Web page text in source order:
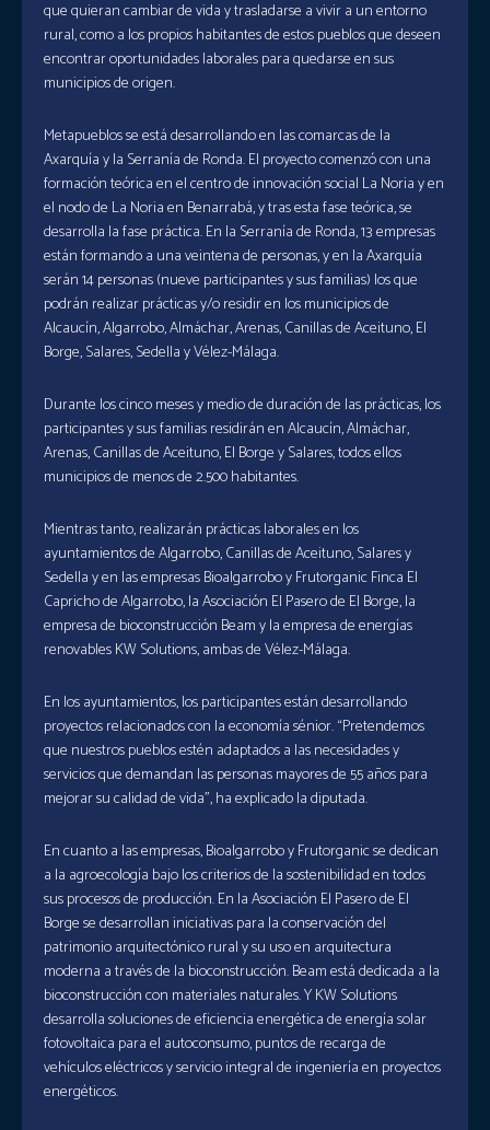
que quieran cambiar de vida y trasladarse a vivir a un entorno
rural, como a los propios habitantes de estos pueblos que deseen
encontrar oportunidades laborales para quedarse en sus
municipios de origen.
Metapueblos se está desarrollando en las comarcas de la
Axarquía y la Serranía de Ronda. El proyecto comenzó con una
formación teórica en el centro de innovación social La Noria y en
el nodo de La Noria en Benarrabá, y tras esta fase teórica, se
desarrolla la fase práctica. En la Serranía de Ronda, 13 empresas
están formando a una veintena de personas, y en la Axarquía
serán 14 personas (nueve participantes y sus familias) los que
podrán realizar prácticas y/o residir en los municipios de
Alcaucín, Algarrobo, Almáchar, Arenas, Canillas de Aceituno, El
Borge, Salares, Sedella y Vélez-Málaga.
Durante los cinco meses y medio de duración de las prácticas, los
participantes y sus familias residirán en Alcaucín, Almáchar,
Arenas, Canillas de Aceituno, El Borge y Salares, todos ellos
municipios de menos de 2.500 habitantes.
Mientras tanto, realizarán prácticas laborales en los
ayuntamientos de Algarrobo, Canillas de Aceituno, Salares y
Sedella y en las empresas Bioalgarrobo y Frutorganic Finca El
Capricho de Algarrobo, la Asociación El Pasero de El Borge, la
empresa de bioconstrucción Beam y la empresa de energías
renovables KW Solutions, ambas de Vélez-Málaga.
En los ayuntamientos, los participantes están desarrollando
proyectos relacionados con la economía sénior. “Pretendemos
que nuestros pueblos estén adaptados a las necesidades y
servicios que demandan las personas mayores de 55 años para
mejorar su calidad de vida”, ha explicado la diputada.
En cuanto a las empresas, Bioalgarrobo y Frutorganic se dedican
a la agroecología bajo los criterios de la sostenibilidad en todos
sus procesos de producción. En la Asociación El Pasero de El
Borge se desarrollan iniciativas para la conservación del
patrimonio arquitectónico rural y su uso en arquitectura
moderna a través de la bioconstrucción. Beam está dedicada a la
bioconstrucción con materiales naturales. Y KW Solutions
desarrolla soluciones de eficiencia energética de energía solar
fotovoltaica para el autoconsumo, puntos de recarga de
vehículos eléctricos y servicio integral de ingeniería en proyectos
energéticos.